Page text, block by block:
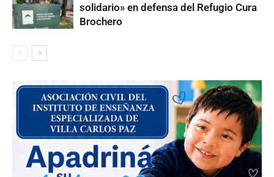
solidario» en defensa del Refugio Cura
Brochero